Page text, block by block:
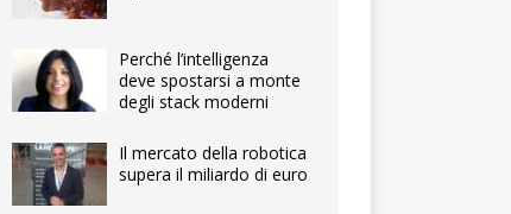
Perché l’intelligenza
deve spostarsi a monte
degli stack moderni
Il mercato della robotica
supera il miliardo di euro